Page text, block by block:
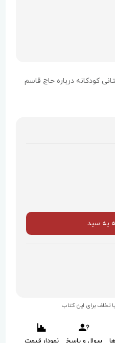
به شکل خودم داستانی کودکانه درباره حاج قاسم
به سبد
تخلف برای این کتاب
سوال و پاسخ نمودار قیمت